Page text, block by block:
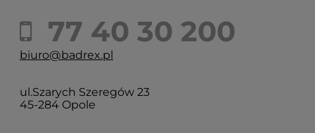
77 40 30 200
biuro@badrex.pl
ul.Szarych Szeregów 23
45-284 Opole